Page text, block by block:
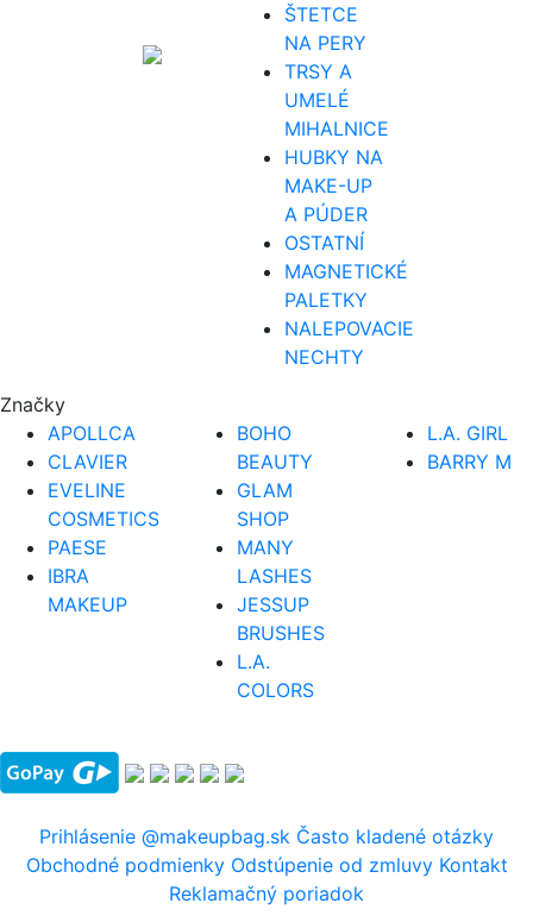
ŠTETCE
NA PERY
TRSY A
UMELÉ
MIHALNICE
HUBKY NA
MAKE-UP
A PÚDER
OSTATNÍ
MAGNETICKÉ
PALETKY
NALEPOVACIE
NECHTY
Značky
APOLLCA
CLAVIER
EVELINE
COSMETICS
PAESE
IBRA
MAKEUP
BOHO
BEAUTY
GLAM
SHOP
MANY
LASHES
JESSUP
BRUSHES
L.A.
COLORS
L.A. GIRL
BARRY M
Prihlásenie @makeupbag.sk Často kladené otázky
Obchodné podmienky Odstúpenie od zmluvy Kontakt
Reklamačný poriadok